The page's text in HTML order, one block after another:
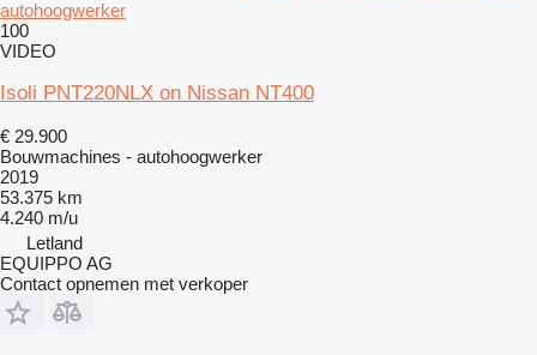
autohoogwerker
100
VIDEO
Isoli PNT220NLX on Nissan NT400
€ 29.900
Bouwmachines - autohoogwerker
2019
53.375 km
4.240 m/u
Letland
EQUIPPO AG
Contact opnemen met verkoper